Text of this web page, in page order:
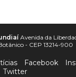
Avenida da
- CEP 13214-900
Facebook
Twitter